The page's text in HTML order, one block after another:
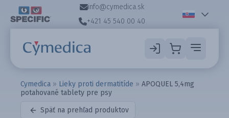
info@cymedica.sk
+421 45 540 00 40
Cymedica » Lieky proti dermatitíde » APOQUEL 5,4mg
potahované tablety pre psy
Späť na prehľad produktov